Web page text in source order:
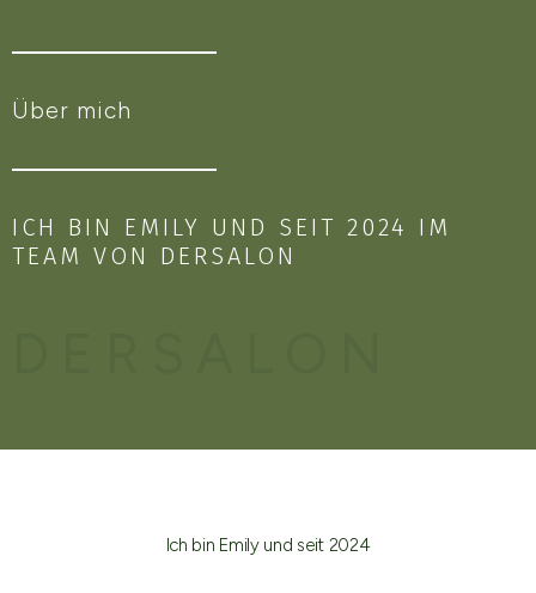
Über mich
ICH BIN EMILY UND SEIT 2024 IM
TEAM VON DERSALON
Ich bin Emily und seit 2024